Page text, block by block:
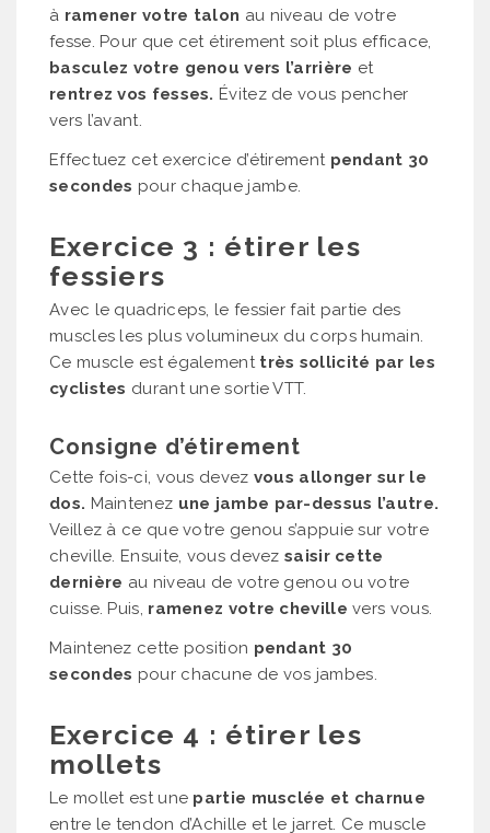
à ramener votre talon au niveau de votre
fesse. Pour que cet étirement soit plus efficace,
basculez votre genou vers l’arrière et
rentrez vos fesses. Évitez de vous pencher
vers l’avant.
Effectuez cet exercice d’étirement pendant 30
secondes pour chaque jambe.
Exercice 3 : étirer les
fessiers
Avec le quadriceps, le fessier fait partie des
muscles les plus volumineux du corps humain.
Ce muscle est égalementtrès sollicité par les
cyclistes durant une sortie VTT.
Consigne d’étirement
Cette fois-ci, vous devez vous allonger sur le
dos. Maintenez une jambe par-dessus l’autre.
Veillez à ce que votre genou s’appuie sur votre
cheville. Ensuite, vous devezsaisir cette
dernière au niveau de votre genou ou votre
cuisse. Puis, ramenez votre cheville vers vous.
Maintenez cette position pendant 30
secondes pour chacune de vos jambes.
Exercice 4 : étirer les
mollets
Le mollet est une partie musclée et charnue
entre le tendon d’Achille et le jarret. Ce muscle